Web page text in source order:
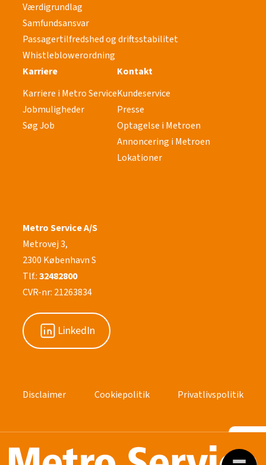
Værdigrundlag
Samfundsansvar
Passagertilfredshed og driftsstabilitet
Whistleblowerordning
Karriere
Karriere i Metro Service
Jobmuligheder
Søg Job
Kontakt
Kundeservice
Presse
Optagelse i Metroen
Annoncering i Metroen
Lokationer
Metro Service A/S
Metrovej 3,
2300 København S
Tlf.:32482800
CVR-nr: 21263834
LinkedIn
Disclaimer Cookiepolitik Privatlivspolitik